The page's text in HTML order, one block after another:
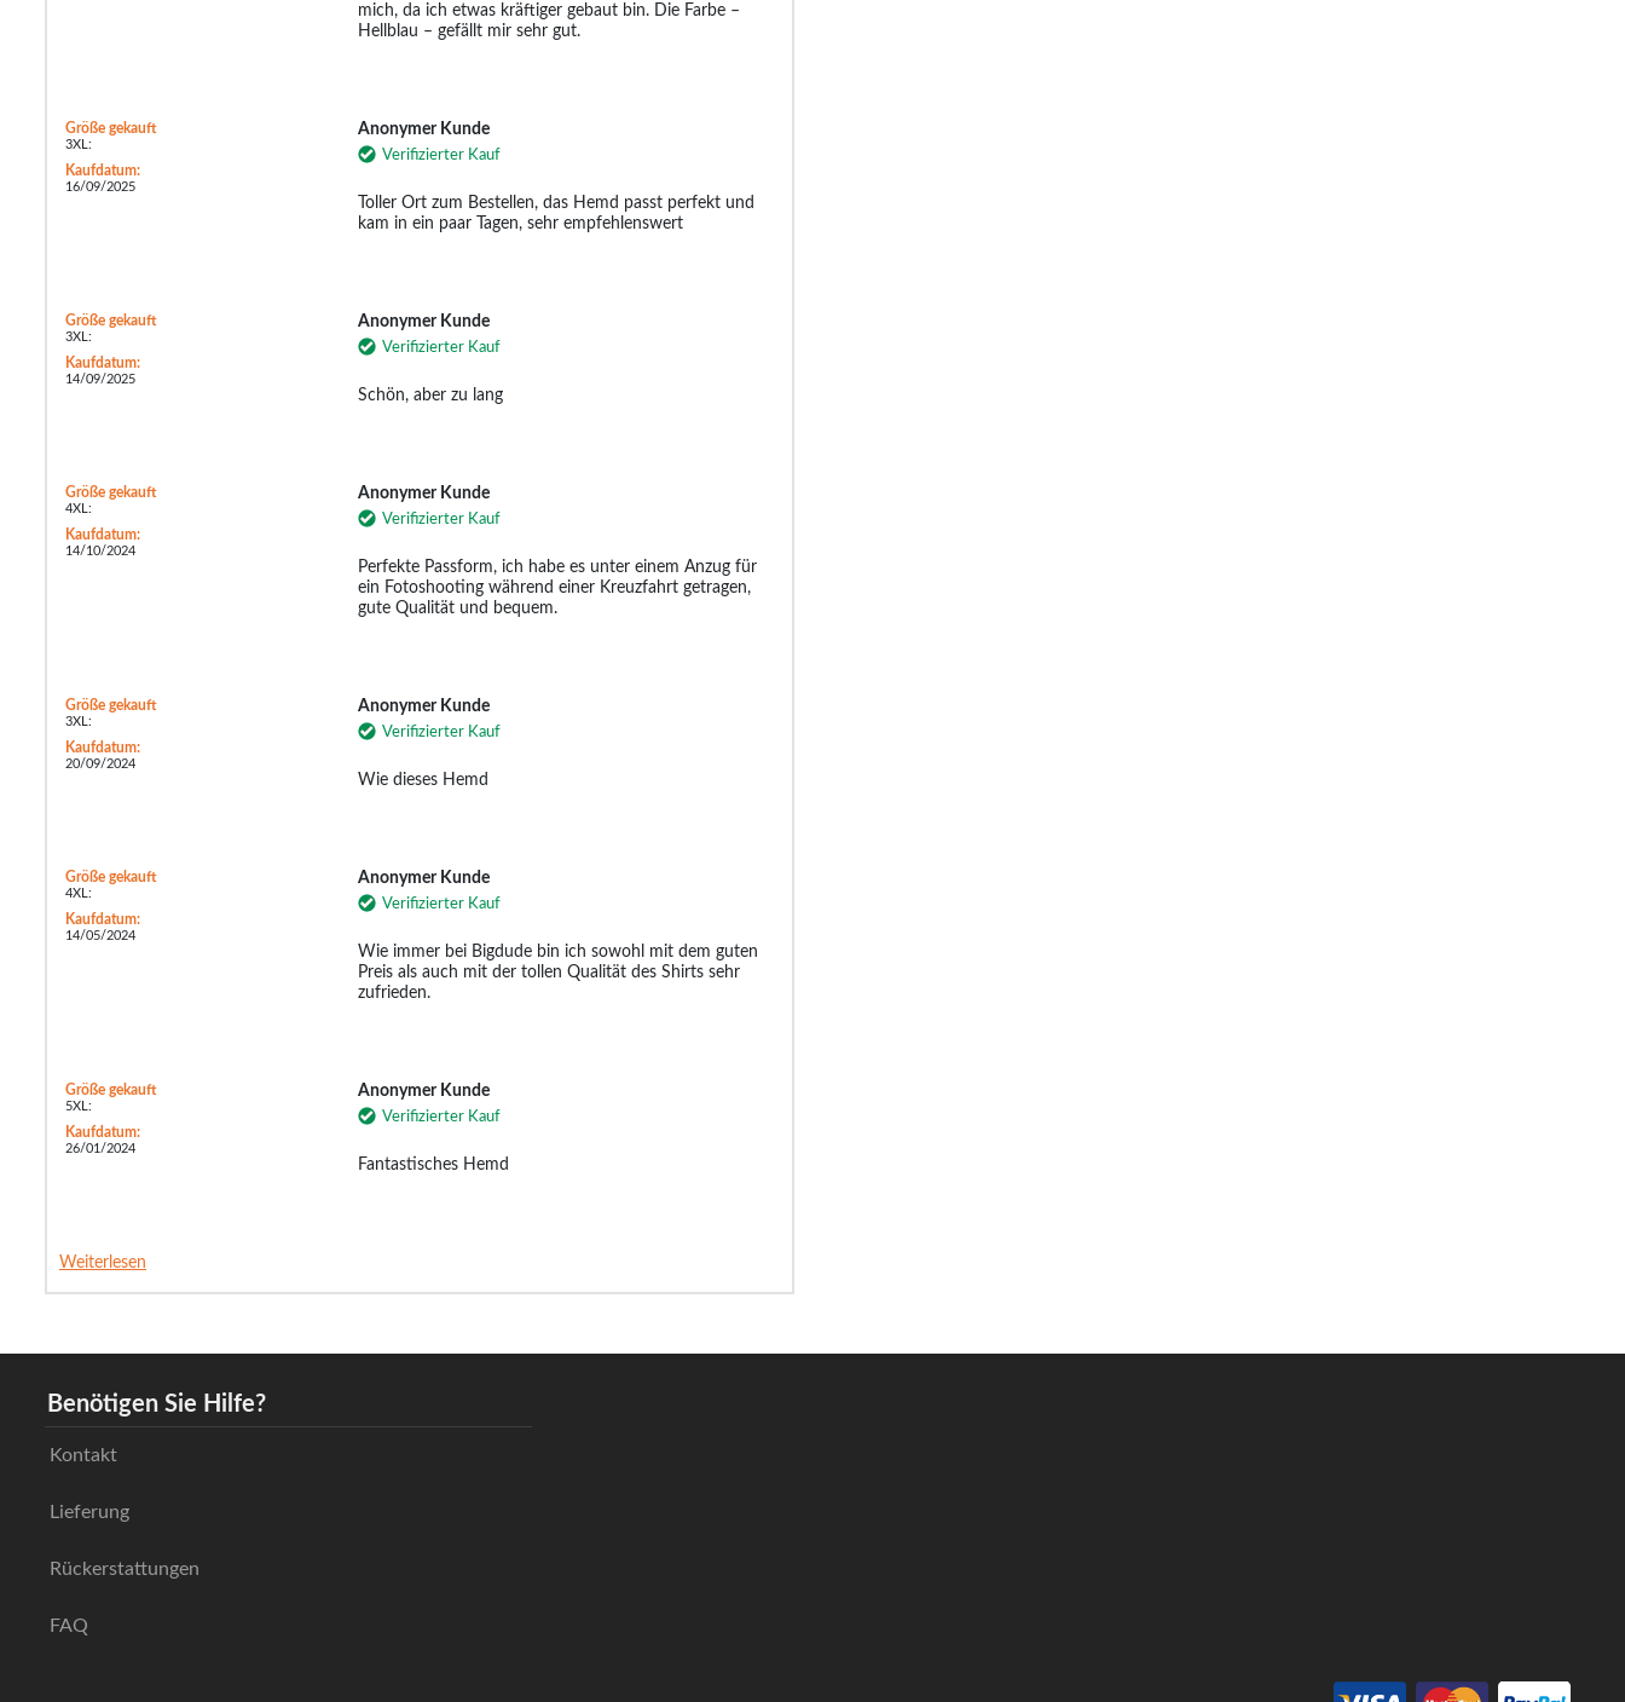
mich, da ich etwas kräftiger gebaut bin. Die Farbe –
Hellblau – gefällt mir sehr gut.
Größe gekauft
3XL:
Kaufdatum:
16/09/2025
Anonymer Kunde
Verifizierter Kauf
Toller Ort zum Bestellen, das Hemd passt perfekt und
kam in ein paar Tagen, sehr empfehlenswert
Größe gekauft
3XL:
Kaufdatum:
14/09/2025
Anonymer Kunde
Verifizierter Kauf
Schön, aber zu lang
Größe gekauft
4XL:
Kaufdatum:
14/10/2024
Anonymer Kunde
Verifizierter Kauf
Perfekte Passform, ich habe es unter einem Anzug für
ein Fotoshooting während einer Kreuzfahrt getragen,
gute Qualität und bequem.
Größe gekauft
3XL:
Kaufdatum:
20/09/2024
Anonymer Kunde
Verifizierter Kauf
Wie dieses Hemd
Größe gekauft
4XL:
Kaufdatum:
14/05/2024
Anonymer Kunde
Verifizierter Kauf
Wie immer bei Bigdude bin ich sowohl mit dem guten
Preis als auch mit der tollen Qualität des Shirts sehr
zufrieden.
Größe gekauft
5XL:
Kaufdatum:
26/01/2024
Anonymer Kunde
Verifizierter Kauf
Fantastisches Hemd
Weiterlesen
Benötigen Sie Hilfe?
Kontakt
Lieferung
Rückerstattungen
FAQ